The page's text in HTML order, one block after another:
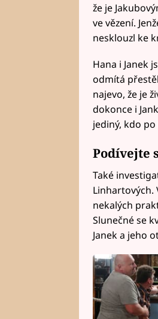
že je
ve vězení.
nesklouzl ke
Hana i Janek
odmítá
najevo, že je
dokonce i
jediný, kdo
Podívejte
Také
Linhartových.
nekalých
Slunečné se
Janek a jeho